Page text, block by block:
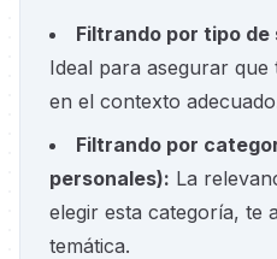
Filtrando por tipo de
Ideal para asegurar
en el contexto
Filtrando por
personales): La
elegir esta categoría, te
temática.